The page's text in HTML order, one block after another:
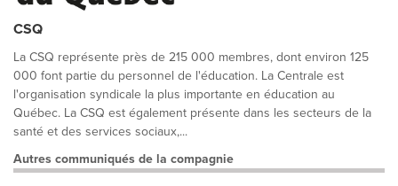
CSQ
La CSQ représente près de 215 000 membres, dont environ 125
000 font partie du personnel de l'éducation. La Centrale est
l'organisation syndicale la plus importante en éducation au
Québec. La CSQ est également présente dans les secteurs de la
santé et des services sociaux,...
Autres communiqués de la compagnie